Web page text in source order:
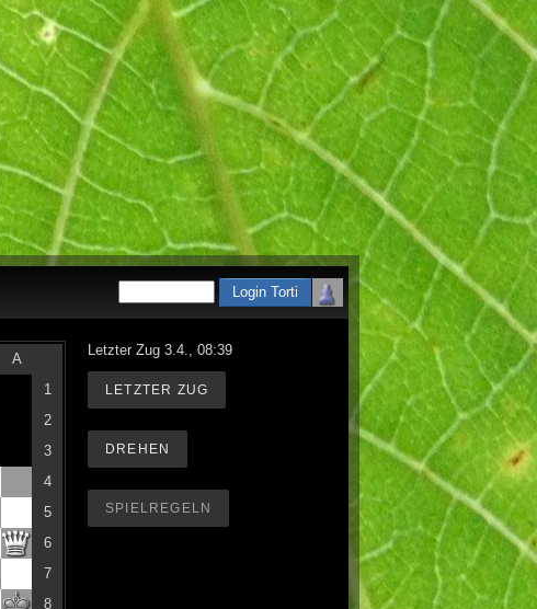
A
1
2
3
4
5
6
7
8
Letzter Zug 3.4., 08:39
LETZTER ZUG
DREHEN
SPIELREGELN